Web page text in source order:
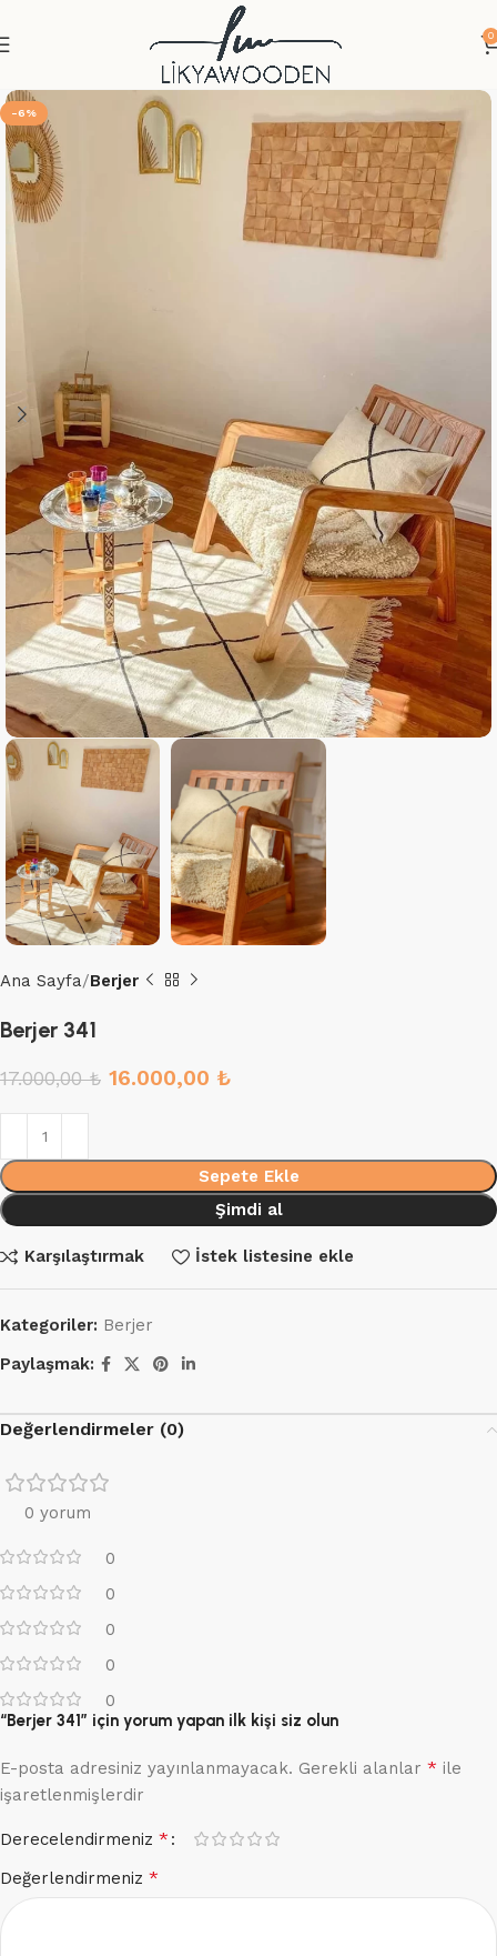
0
-6%
Ana Sayfa Berjer
Berjer 341
17.000,00₺ 16.000,00 ₺
Sepete Ekle
Şimdi al
Karşılaştırmak İstek listesine ekle
Kategoriler: Berjer
Paylaşmak:
Değerlendirmeler (0)
0 yorum
0
0
0
0
0
“Berjer 341” için yorum yapan ilk kişi siz olun
E-posta adresiniz yayınlanmayacak. Gerekli alanlar * ile
işaretlenmişlerdir
Derecelendirmeniz *
Değerlendirmeniz *